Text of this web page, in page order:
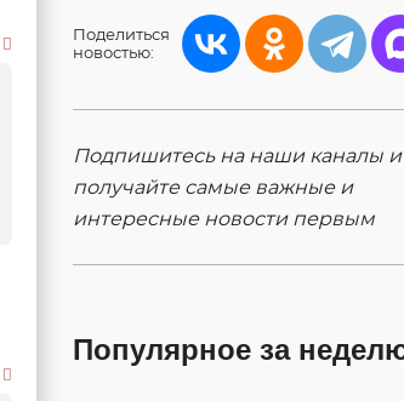
Поделиться
новостью:
Подпишитесь на наши каналы и
получайте самые важные и
интересные новости первым
Популярное за